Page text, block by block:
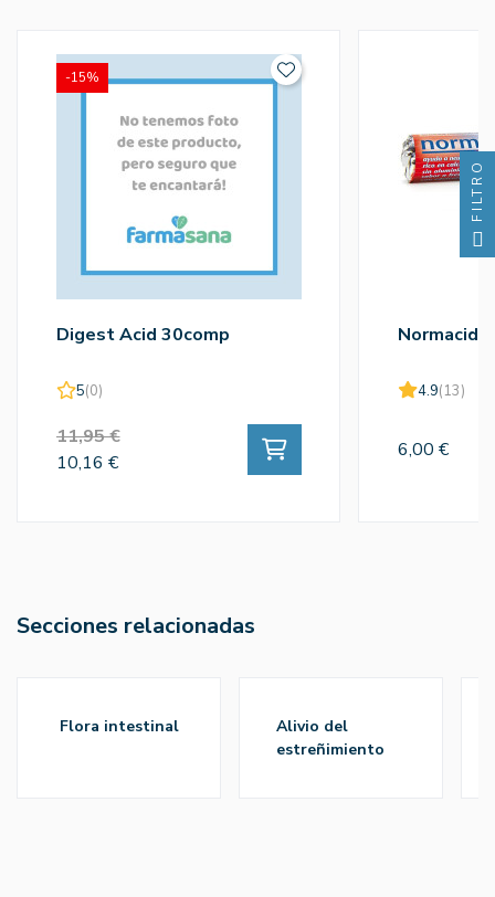
Digest Acid 30comp
5(0)
11,95 €
10,16 €
-15%
Normacid
4.9(13)
6,00 €
Secciones relacionadas
flora intestinal
alivio del
estreñimiento
FILTRO